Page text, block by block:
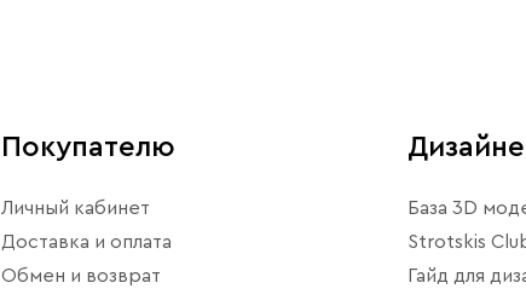
Покупателю
Личный кабинет
Доставка и оплата
Обмен и возврат
База 3D
Strotskis
Гайд для